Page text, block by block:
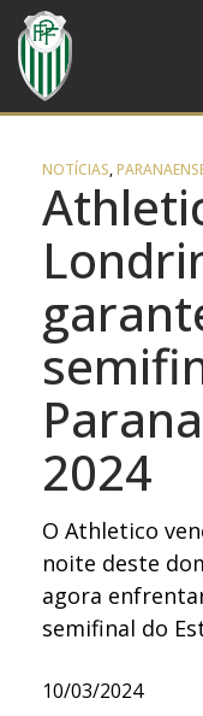
NOTÍCIAS,
2024
O Athletico
noite deste
agora
semifinal do
10/03/2024